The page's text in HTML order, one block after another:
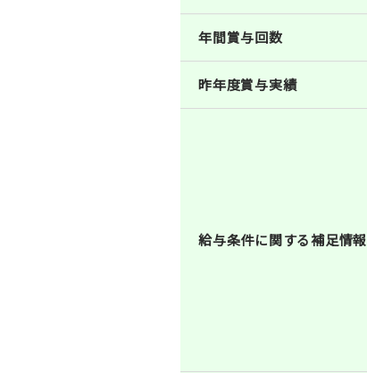
年間賞与回数
昨年度賞与実績
給与条件に関する補足情報